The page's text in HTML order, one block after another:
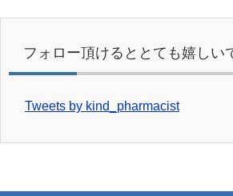
フォロー頂けるととても嬉し
Tweets by kind_pharmacist